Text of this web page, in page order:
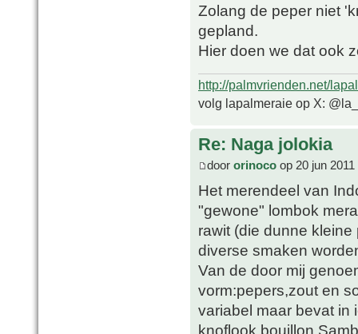
Zolang de peper niet
gepland.
Hier doen we dat ook
http://palmvrienden.net/
volg lapalmeraie op X:
Re: Naga jolokia
door orinoco op 20 jun 2011
Het merendeel van
"gewone" lombok
rawit (die dunne
diverse smaken
Van de door mij
vorm:pepers,zout en
variabel maar bevat in